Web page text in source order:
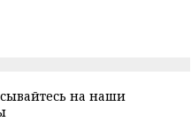
на наши